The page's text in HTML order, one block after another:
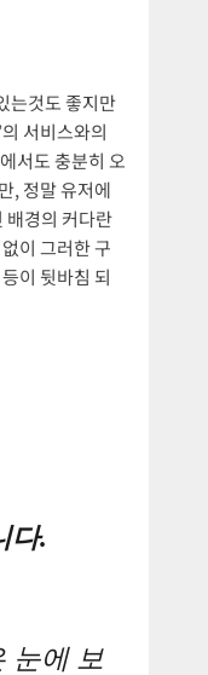
는것도 좋지만
서비스와의
서도 충분히 오
, 정말 유저에
배경의 커다란
이 그러한 구
이 뒷바침 되
다.
눈에 보